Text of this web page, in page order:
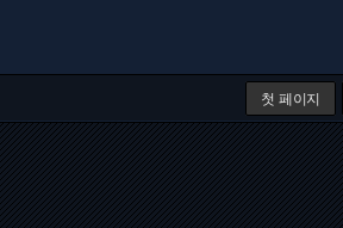
첫 페이지